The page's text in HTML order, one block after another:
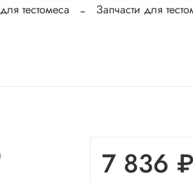
тестомеса Запчасти для
7 836 ₽